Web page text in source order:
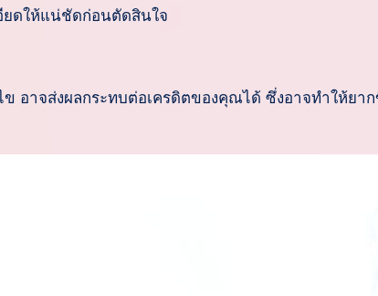
ยดให้แน่ชัดก่อนตัดสินใจ
อาจส่งผลกระทบต่อเครดิตของคุณได้ ซึ่งอาจทำให้ยา